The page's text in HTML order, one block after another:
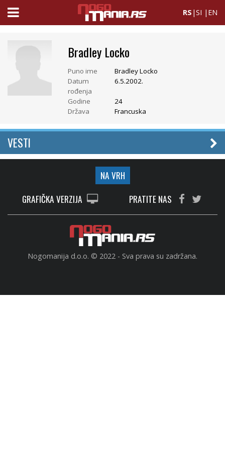
RS |SI | EN
Bradley Locko
Puno ime
Bradley Locko
Datum
rođenja
6.5.2002.
Godine
24
Država
Francuska
VESTI
NA VRH
GRAFIČKA VERZIJA
PRATITE NAS
Nogomanija d.o.o. © 2022 - Sva prava su zadržana.